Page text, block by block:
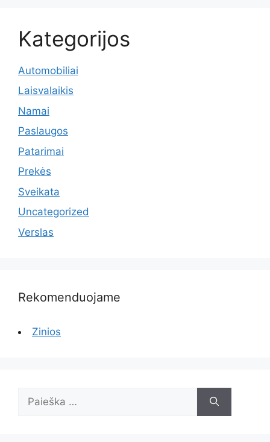
Kategorijos
Automobiliai
Laisvalaikis
Namai
Paslaugos
Patarimai
Prekės
Sveikata
Uncategorized
Verslas
Rekomenduojame
Zinios